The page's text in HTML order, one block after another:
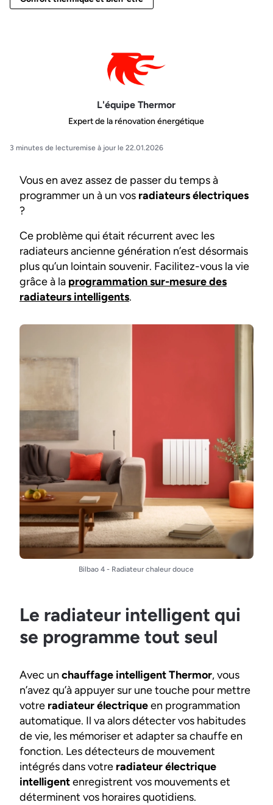
L'équipe Thermor
Expert de la rénovation énergétique
3 minutes de lecturemise à jour le 22.01.2026
Vous en avez assez de passer du temps à
programmer un à un vos radiateurs électriques
?
Ce problème qui était récurrent avec les
radiateurs ancienne génération n’est désormais
plus qu’un lointain souvenir. Facilitez-vous la vie
grâce à la programmation sur-mesure des
radiateurs intelligents.
Bilbao 4 - Radiateur chaleur douce
Le radiateur intelligent qui
se programme tout seul
Avec un chauffage intelligent Thermor, vous
n’avez qu’à appuyer sur une touche pour mettre
votre radiateur électriqueen programmation
automatique. Il va alors détecter vos habitudes
de vie, les mémoriser et adapter sa chauffe en
fonction. Les détecteurs de mouvement
intégrés dans votre radiateur électrique
intelligentenregistrent vos mouvements et
déterminent vos horaires quotidiens.